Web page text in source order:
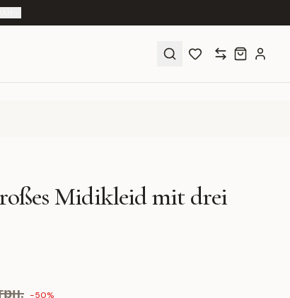
Midikleid mit drei
-50%